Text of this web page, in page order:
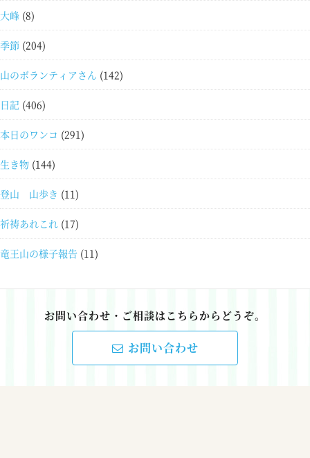
大峰 (8)
季節 (204)
山のボランティアさん (142)
日記 (406)
本日のワンコ (291)
生き物 (144)
登山 山歩き (11)
祈祷あれこれ (17)
竜王山の様子報告 (11)
お問い合わせ・ご相談はこちらからどうぞ。
お問い合わせ